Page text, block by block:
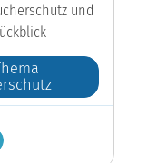
und